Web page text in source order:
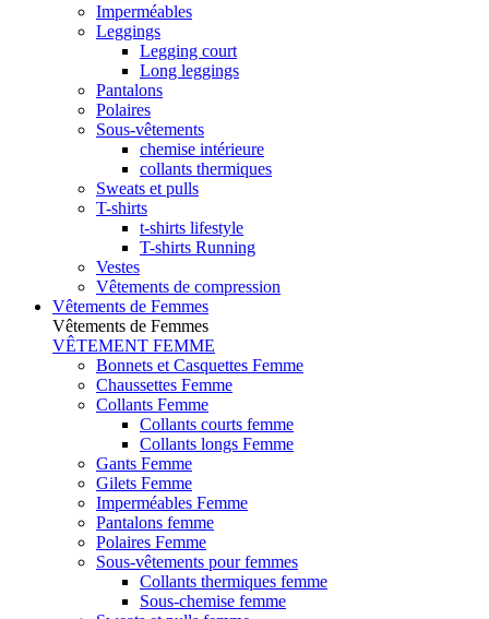
Imperméables
Leggings
Legging court
Long leggings
Pantalons
Polaires
Sous-vêtements
chemise intérieure
collants thermiques
Sweats et pulls
T-shirts
t-shirts lifestyle
T-shirts Running
Vestes
Vêtements de compression
Vêtements de Femmes
Vêtements de Femmes
VÊTEMENT FEMME
Bonnets et Casquettes Femme
Chaussettes Femme
Collants Femme
Collants courts femme
Collants longs Femme
Gants Femme
Gilets Femme
Imperméables Femme
Pantalons femme
Polaires Femme
Sous-vêtements pour femmes
Collants thermiques femme
Sous-chemise femme